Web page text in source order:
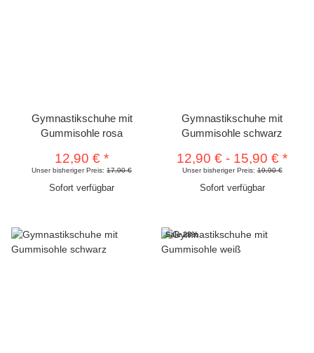
Gymnastikschuhe mit
Gummisohle rosa
12,90 €*
Unser bisheriger Preis:17,90 €
Sofort verfügbar
Gymnastikschuhe mit
Gummisohle schwarz
12,90 € - 15,90 €*
Unser bisheriger Preis:19,90 €
Sofort verfügbar
Sale 28%